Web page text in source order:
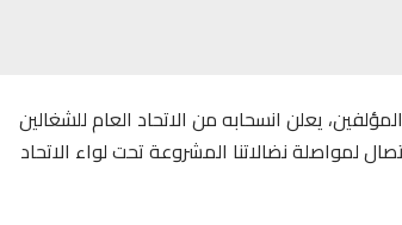
يعلن انسحابه من الاتحاد العام للشغالين
لمواصلة نضالاتنا المشروعة تحت لواء الاتحاد